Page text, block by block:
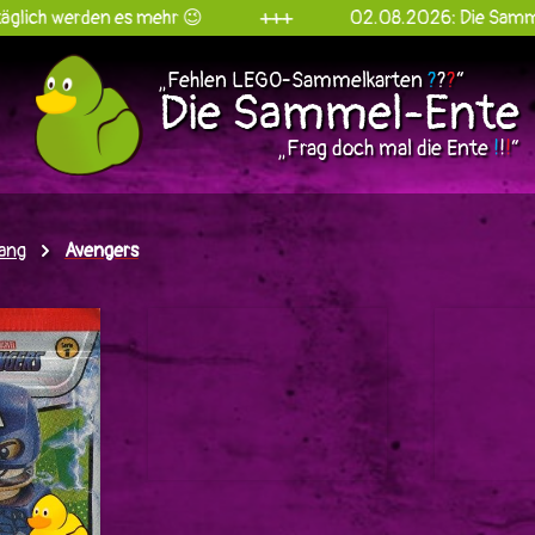
es mehr 😉 +++ 02.08.2026: Die Sammel-
„Fehlen LEGO-Sammelkarten ???“
Die Sammel-Ente
„Frag doch mal die Ente!!!“
Avengers